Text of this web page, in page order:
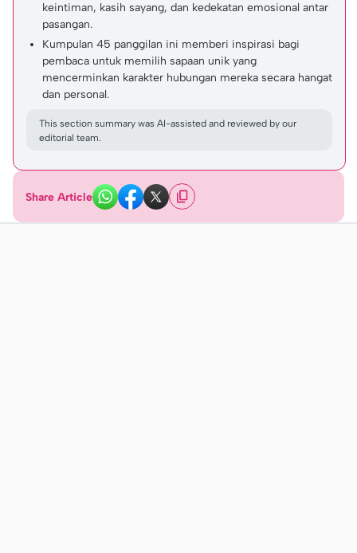
keintiman, kasih sayang, dan kedekatan emosional antar
pasangan.
Kumpulan 45 panggilan ini memberi inspirasi bagi
pembaca untuk memilih sapaan unik yang
mencerminkan karakter hubungan mereka secara hangat
dan personal.
This section summary was AI-assisted and reviewed by our
editorial team.
Share Article